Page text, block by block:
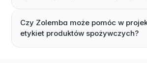
Czy Zolemba może pomóc w
etykiet produktów spożywczych?